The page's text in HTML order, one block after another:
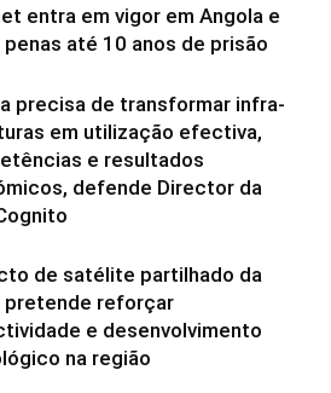
entra em vigor em Angola e
penas até 10 anos de prisão
precisa de transformar infra-
em utilização efectiva,
e resultados
defende Director da
de satélite partilhado da
pretende reforçar
e desenvolvimento
na região